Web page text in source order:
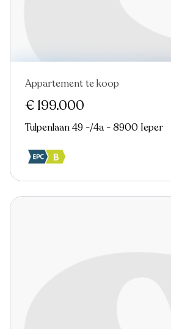
Nieuw
Appartement te koop
€ 199.000
Tulpenlaan 49 -/4a - 8900 Ieper